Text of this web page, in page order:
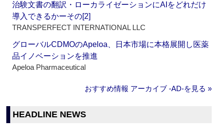
治験文書の翻訳・ローカライゼーションにAIをどれだけ
導入できるかーその[2]
TRANSPERFECT INTERNATIONAL LLC
グローバルCDMOのApeloa、日本市場に本格展開し医薬
品イノベーションを推進
Apeloa Pharmaceutical
おすすめ情報 アーカイブ ‐AD‐を見る »
HEADLINE NEWS